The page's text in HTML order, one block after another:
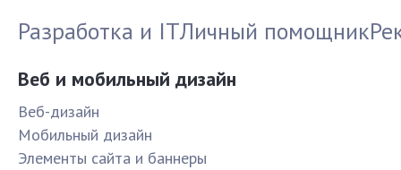
Разработка и ITЛичный помощник
Веб и мобильный дизайн
Веб-дизайн
Мобильный дизайн
Элементы сайта и баннеры